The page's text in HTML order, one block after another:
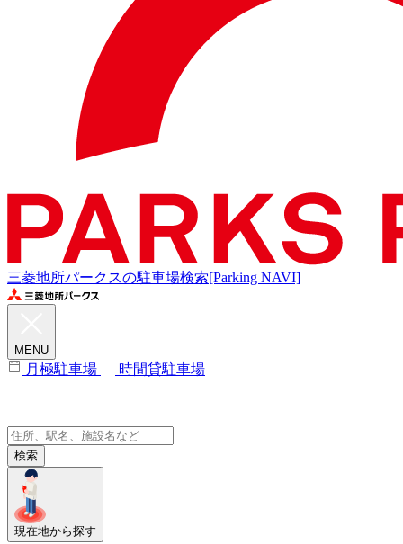
三菱地所パークスの駐車場検索[Parking NAVI]
MENU
月極駐車場 時間貸駐車場
検索
現在地から探す